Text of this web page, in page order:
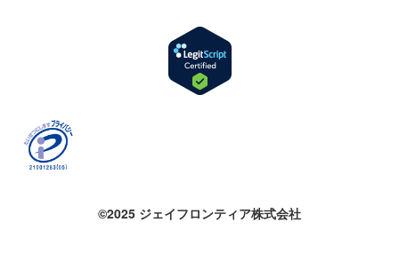
©2025 ジェイフロンティア株式会社